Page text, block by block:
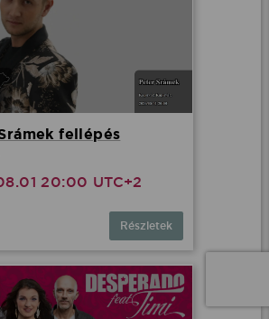
fellépés
20:00 UTC+2
Részletek